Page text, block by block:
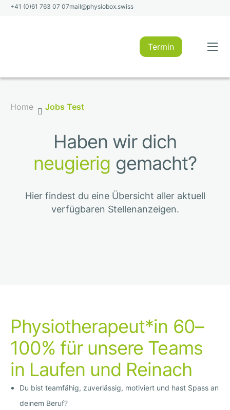
+41 (0)61 763 07 07mail@physiobox.swiss
Termin
Über uns
Home Jobs Test
Haben wir dich
neugierig gemacht?
Hier findest du eine Übersicht aller aktuell
verfügbaren Stellenanzeigen.
Physiotherapeut*in 60–
100% für unsere Teams
in Laufen und Reinach
Du bist teamfähig, zuverlässig, motiviert und hast Spass an
deinem Beruf?